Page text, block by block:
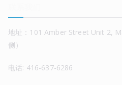
地址：101 Amber Street Unit 2,
侧）
电话: 416-637-6286